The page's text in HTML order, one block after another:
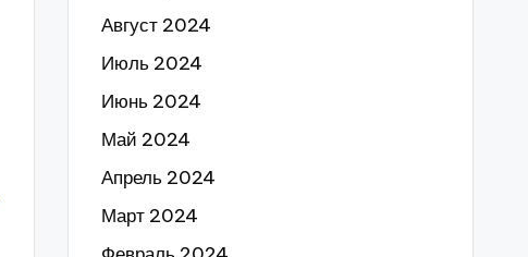
Август 2024
Июль 2024
Июнь 2024
Май 2024
Апрель 2024
Март 2024